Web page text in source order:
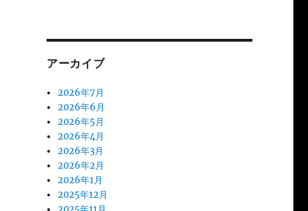
アーカイブ
2026年7月
2026年6月
2026年5月
2026年4月
2026年3月
2026年2月
2026年1月
2025年12月